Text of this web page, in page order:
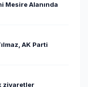
Mesire Alanında
AK Parti
ziyaretler